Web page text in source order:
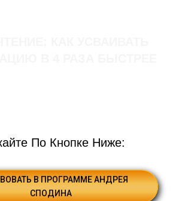
По Кнопке Ниже:
В ПРОГРАММЕ АНДРЕЯ
СПОДИНА